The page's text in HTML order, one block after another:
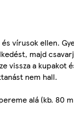
vírusok ellen.
majd
vissza a kupakot
nem hall.
alá (kb. 80